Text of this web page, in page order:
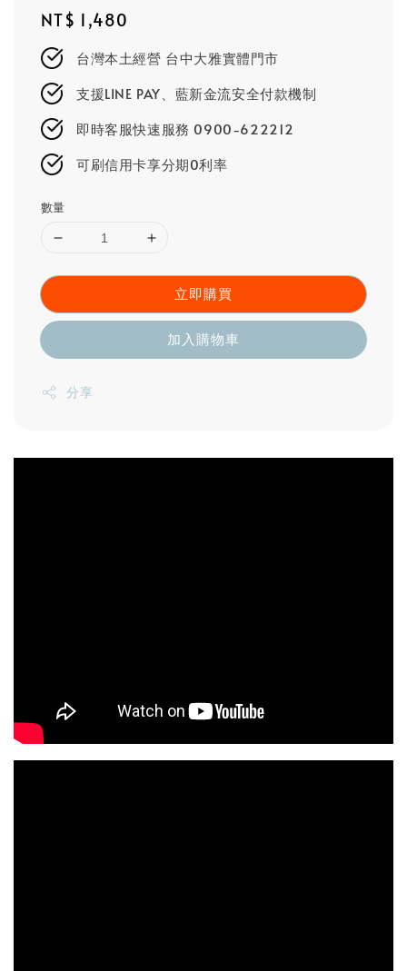
Regular
price
NT$ 1,480
台灣本土經營 台中大雅實體門市
支援LINE PAY、藍新金流安全付款機制
即時客服快速服務 0900-622212
可刷信用卡享分期0利率
數量
立即購買
加入購物車
分享